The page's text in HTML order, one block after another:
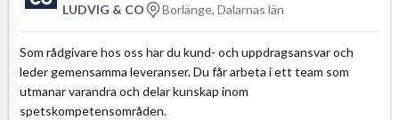
LUDVIG & CO Borlänge, Dalarnas län
Som rådgivare hos oss har du kund- och uppdragsansvar och
leder gemensamma leveranser. Du får arbeta i ett team som
utmanar varandra och delar kunskap inom
spetskompetensområden.